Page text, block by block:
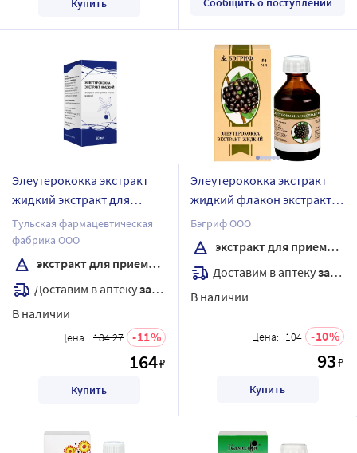
Элеутерококка экстракт
жидкий экстракт для
приема внутрь жидкий 50
мл
Тульская фармацевтическая
фабрика ООО
экстракт для приема внутрь
Доставим в аптекузавтра
В наличии
Цена: 184.27 11
164₽
Купить
Элеутерококка экстракт
жидкий флакон экстракт
для приема внутрь жидкий
50 мл
Бэгриф ООО
экстракт для приема внутрь жидкий
Доставим в аптекузавтра
В наличии
Цена: 104 10
93₽
Купить